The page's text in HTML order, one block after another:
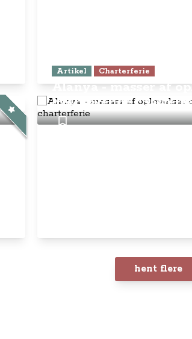
Artikel Charterferie
Alanya - masser af
overaskende
hent flere